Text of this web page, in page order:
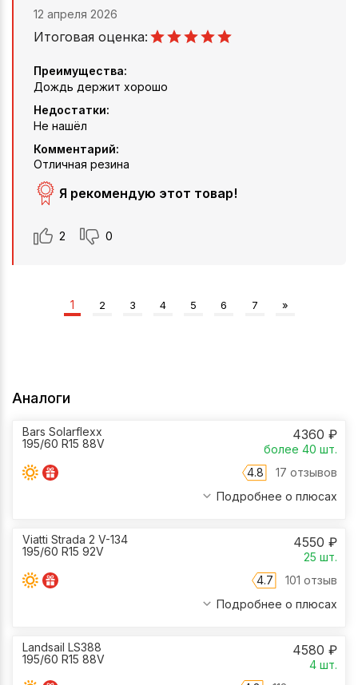
12 апреля 2026
Итоговая оценка:
Преимущества:
Дождь держит хорошо
Недостатки:
Не нашёл
Комментарий:
Отличная резина
Я рекомендую этот товар!
2 0
1 2 3 4 5 6 7 »
Аналоги
Bars Solarflexx
195/60 R15 88V
4360 ₽
более 40 шт.
4.8
17 отзывов
Подробнее о плюсах
Viatti Strada 2 V-134
195/60 R15 92V
4550 ₽
25 шт.
4.7
101 отзыв
Подробнее о плюсах
Landsail LS388
195/60 R15 88V
4580 ₽
4 шт.